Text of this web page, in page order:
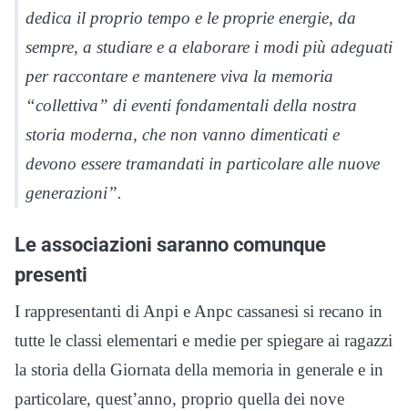
dedica il proprio tempo e le proprie energie, da
sempre, a studiare e a elaborare i modi più adeguati
per raccontare e mantenere viva la memoria
“collettiva” di eventi fondamentali della nostra
storia moderna, che non vanno dimenticati e
devono essere tramandati in particolare alle nuove
generazioni”.
Le associazioni saranno comunque
presenti
I rappresentanti di Anpi e Anpc cassanesi si recano in
tutte le classi elementari e medie per spiegare ai ragazzi
la storia della Giornata della memoria in generale e in
particolare, quest’anno, proprio quella dei nove